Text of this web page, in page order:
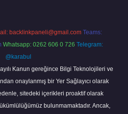
backlinkpaneli@gmail.com Teams:
Whatsapp: 0262 606 0 726 Telegram:
@karabul
Kanun gereğince Bilgi Teknolojileri ve
onaylanmış bir Yer Sağlayıcı olarak
sitedeki içerikleri proaktif olarak
bulunmamaktadır. Ancak,